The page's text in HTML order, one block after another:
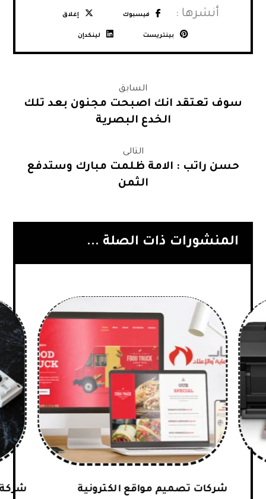
فيسبوك إغلاق
بينتريست لينكدإن
السابق
سوف تعتقد انك اصبحت مجنون بعد تلك
الخدع البصرية
التالى
حسن راتب : الامة ظلمت مبارك وستدفع
الثمن
المنشورات ذات الصلة ...
شركات تصميم مواقع الكترونية شركة